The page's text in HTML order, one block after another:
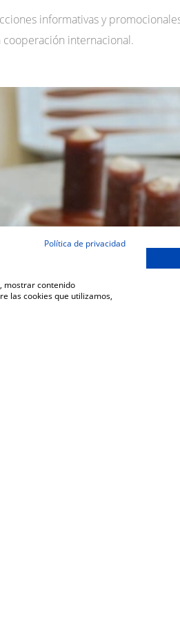
informativas y
internacional.
Política de privacidad
mostrar contenido
las cookies que utilizamos,